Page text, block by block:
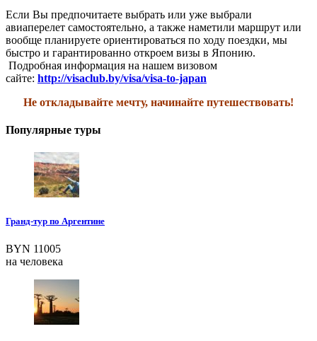
Если Вы предпочитаете выбрать или уже выбрали
авиаперелет самостоятельно, а также наметили маршрут или
вообще планируете ориентироваться по ходу поездки, мы
быстро и гарантированно откроем визы в Японию.
Подробная информация на нашем визовом
сайте: http://visaclub.by/visa/visa-to-japan
Не откладывайте мечту, начинайте путешествовать!
Популярные туры
Гранд-тур по Аргентине
BYN 11005
на человека